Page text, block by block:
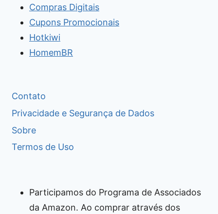
Compras Digitais
Cupons Promocionais
Hotkiwi
HomemBR
Contato
Privacidade e Segurança de Dados
Sobre
Termos de Uso
Participamos do Programa de Associados
da Amazon. Ao comprar através dos